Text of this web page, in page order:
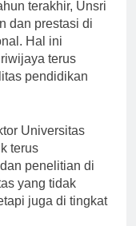
terakhir, Unsri
dan prestasi di
Hal ini
terus
pendidikan
Universitas
terus
penelitian di
yang tidak
juga di tingkat